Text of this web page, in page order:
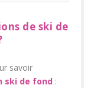
de ski de
savoir
ski de fond :